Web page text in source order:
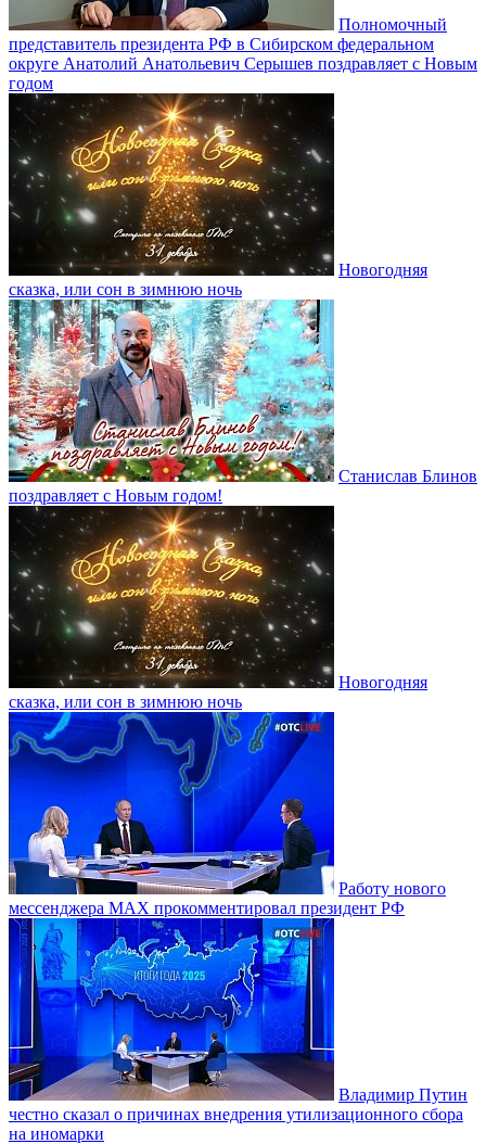
Полномочный
представитель президента РФ в Сибирском федеральном
округе Анатолий Анатольевич Серышев поздравляет с Новым
годом
Новогодняя
сказка, или сон в зимнюю ночь
Станислав Блинов
поздравляет с Новым годом!
Новогодняя
сказка, или сон в зимнюю ночь
Работу нового
мессенджера MAX прокомментировал президент РФ
Владимир Путин
честно сказал о причинах внедрения утилизационного сбора
на иномарки